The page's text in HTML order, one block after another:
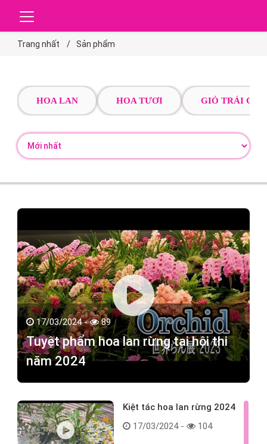
Trang nhất Sản phẩm
HOA LAN HOA TƯƠI GIỎ TRÁI CÂY
17/03/2024 - 89
Tuyệt phẩm hoa lan rừng tại hội thi
năm 2024
Kiệt tác hoa lan rừng 2024
17/03/2024 -
104